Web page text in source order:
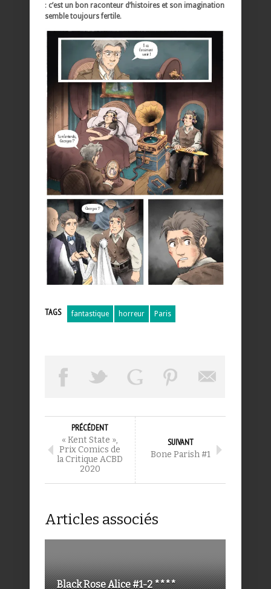
: c’est un bon raconteur d’histoires et son imagination
semble toujours fertile.
TAGS fantastique horreur Paris
PRÉCÉDENT
« Kent State »,
Prix Comics de
la Critique ACBD
2020
SUIVANT
Bone Parish #1
Articles associés
Black Rose Alice #1-2 ****